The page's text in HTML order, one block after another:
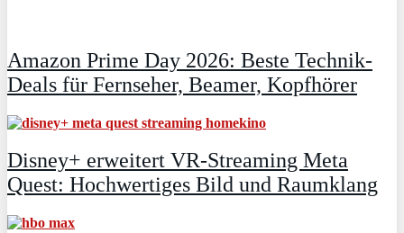
Amazon Prime Day 2026: Beste Technik-
Deals für Fernseher, Beamer, Kopfhörer
Disney+ erweitert VR‑Streaming Meta
Quest: Hochwertiges Bild und Raumklang